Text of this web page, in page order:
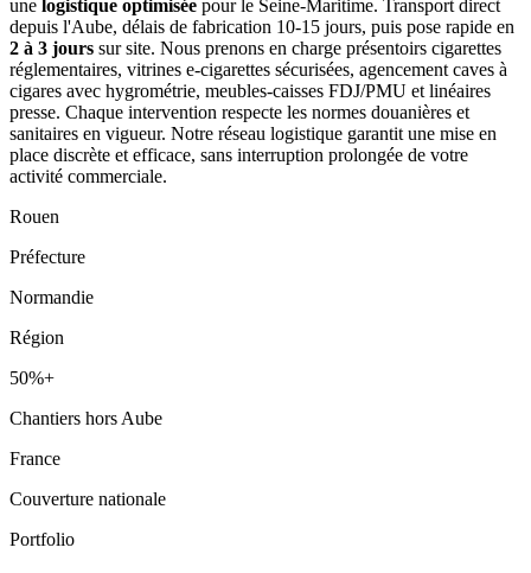
une logistique optimisée pour le Seine-Maritime. Transport direct
depuis l'Aube, délais de fabrication 10-15 jours, puis pose rapide en
2 à 3 jours sur site. Nous prenons en charge présentoirs cigarettes
réglementaires, vitrines e-cigarettes sécurisées, agencement caves à
cigares avec hygrométrie, meubles-caisses FDJ/PMU et linéaires
presse. Chaque intervention respecte les normes douanières et
sanitaires en vigueur. Notre réseau logistique garantit une mise en
place discrète et efficace, sans interruption prolongée de votre
activité commerciale.
Rouen
Préfecture
Normandie
Région
50%+
Chantiers hors Aube
France
Couverture nationale
Portfolio